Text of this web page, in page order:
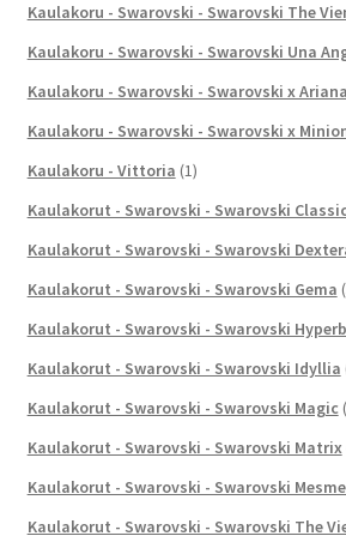
Kaulakoru - Swarovski - Swarovski The
Kaulakoru - Swarovski - Swarovski Una
Kaulakoru - Swarovski - Swarovski x
Kaulakoru - Swarovski - Swarovski x
Kaulakoru - Vittoria (1)
Kaulakorut - Swarovski - Swarovski
Kaulakorut - Swarovski - Swarovski
Kaulakorut - Swarovski - Swarovski Gema
Kaulakorut - Swarovski - Swarovski
Kaulakorut - Swarovski - Swarovski Idyllia
Kaulakorut - Swarovski - Swarovski Magic
Kaulakorut - Swarovski - Swarovski Matrix
Kaulakorut - Swarovski - Swarovski
Kaulakorut - Swarovski - Swarovski The